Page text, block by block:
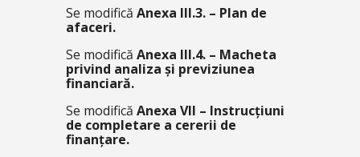
Se modifică Anexa III.3. – Plan de
afaceri.
Se modifică Anexa III.4. – Macheta
privind analiza și previziunea
financiară.
Se modifică Anexa VII – Instrucțiuni
de completare a cererii de
finanțare.